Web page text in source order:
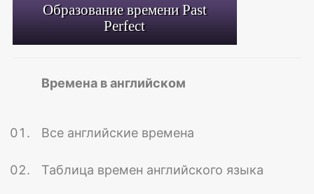
Образование времени Past
Perfect
Времена в английском
Все английские времена
Таблица времен английского языка